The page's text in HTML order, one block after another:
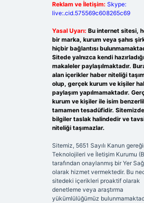
Reklam ve İletişim: Skype:
live:.cid.575569c608265c69
Yasal Uyarı: Bu internet sitesi,
bir marka, kurum veya şahıs
hiçbir bağlantısı
Sitede yalnızca kendi
makaleler paylaşılmaktadır.
alan içerikler haber niteliği
olup, gerçek kurum ve kişiler
paylaşım yapılmamaktadır.
kurum ve kişiler ile isim
tamamen tesadüfidir.
bilgiler taslak halindedir ve
niteliği taşımazlar.
Sitemiz, 5651 Sayılı Kanun
Teknolojileri ve İletişim Kurumu
tarafından onaylanmış bir Yer
olarak hizmet vermektedir. Bu
sitedeki içerikleri proaktif olarak
denetleme veya araştırma
yükümlülüğümüz